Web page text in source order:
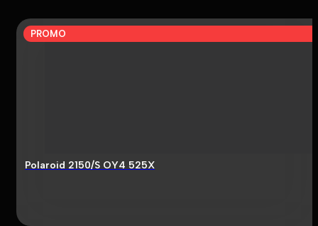
PROMO
Polaroid 2150/S OY4 525X